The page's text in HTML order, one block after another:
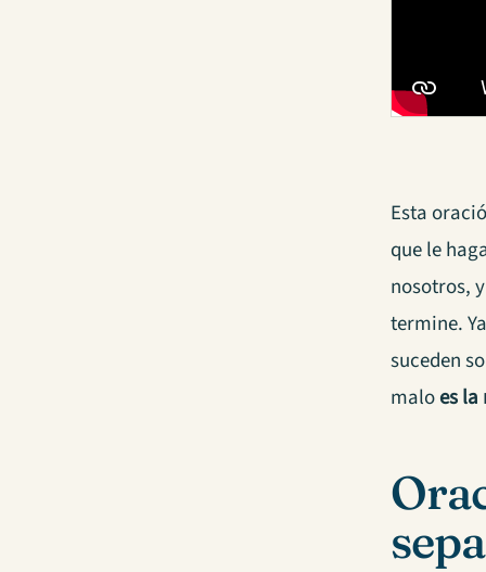
Esta
que le
nosotros,
termine.
suceden
maloes la